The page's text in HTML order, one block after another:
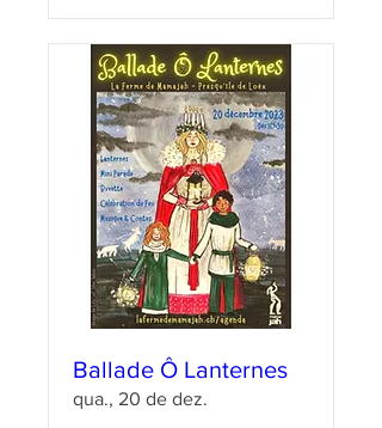
Ballade Ô Lanternes
qua., 20 de dez.